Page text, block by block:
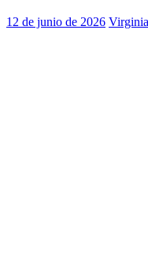
12 de junio de 2026